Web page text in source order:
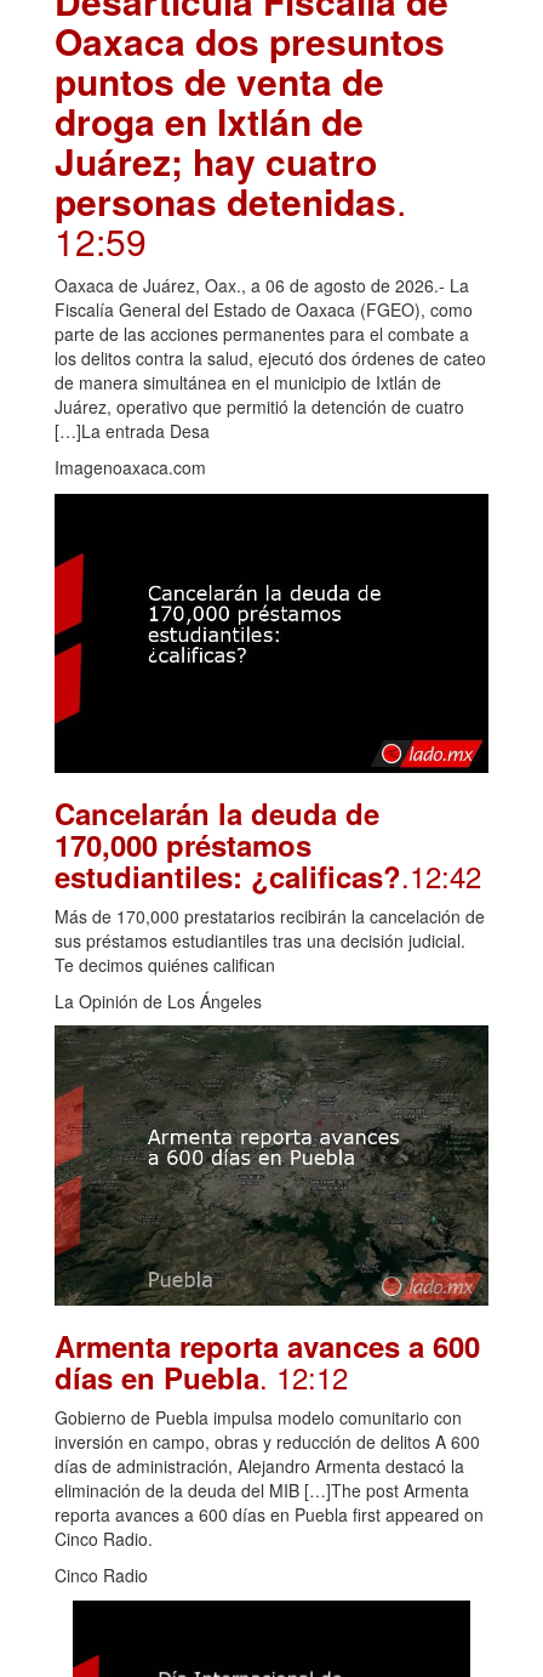
Oaxaca dos presuntos
puntos de venta de
droga en Ixtlán de
Juárez; hay cuatro
personas detenidas.
12:59
Oaxaca de Juárez, Oax., a 06 de agosto de 2026.- La
Fiscalía General del Estado de Oaxaca (FGEO), como
parte de las acciones permanentes para el combate a
los delitos contra la salud, ejecutó dos órdenes de cateo
de manera simultánea en el municipio de Ixtlán de
Juárez, operativo que permitió la detención de cuatro
[…]La entrada Desa
Imagenoaxaca.com
Cancelarán la deuda de
170,000 préstamos
estudiantiles: ¿calificas?.12:42
Más de 170,000 prestatarios recibirán la cancelación de
sus préstamos estudiantiles tras una decisión judicial.
Te decimos quiénes califican
La Opinión de Los Ángeles
Armenta reporta avances a 600
días en Puebla. 12:12
Gobierno de Puebla impulsa modelo comunitario con
inversión en campo, obras y reducción de delitos A 600
días de administración, Alejandro Armenta destacó la
eliminación de la deuda del MIB […]The post Armenta
reporta avances a 600 días en Puebla first appeared on
Cinco Radio.
Cinco Radio